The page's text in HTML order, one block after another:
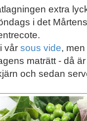
extra
i det
vår sous vide,
maträtt - då
och sedan